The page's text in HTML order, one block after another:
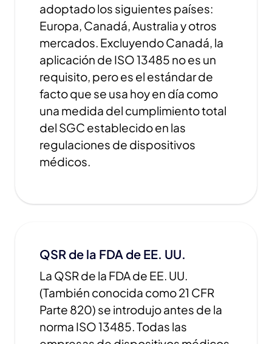
adoptado los siguientes países:
Europa, Canadá, Australia y otros
mercados. Excluyendo Canadá, la
aplicación de ISO 13485 no es un
requisito, pero es el estándar de
facto que se usa hoy en día como
una medida del cumplimiento total
del SGC establecido en las
regulaciones de dispositivos
médicos.
QSR de la FDA de EE. UU.
La QSR de la FDA de EE. UU.
(También conocida como 21 CFR
Parte 820) se introdujo antes de la
norma ISO 13485. Todas las